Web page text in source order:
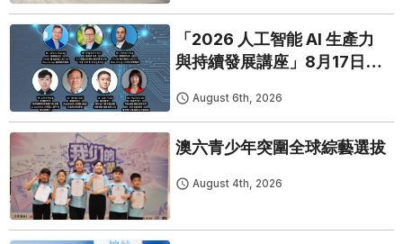
「2026 人工智能 AI 生產力
與持續發展講座」8月17日免
August 6th, 2026
澳六青少年突圍全球綜藝選拔
August 4th, 2026